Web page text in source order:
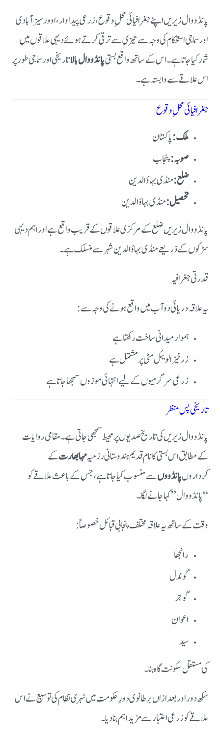
پانڈووال زیریں اپنے جغرافیائی محلِ وقوع، زرعی پیداوار، اوورسیز آبادی
اور سماجی استحکام کی وجہ سے تیزی سے ترقی کرتے ہوئے دیہی علاقوں میں
شمار کیا جاتا ہے۔ اس کے ساتھ واقع بستیپانڈووال بالاتاریخی اور سماجی طور پر
اس علاقے سے وابستہ ہے۔
جغرافیائی محلِ وقوع
ملک:پاکستان
صوبہ:پنجاب
ضلع:منڈی بہاؤالدین
تحصیل:منڈی بہاؤالدین
پانڈووال زیریں ضلع کے مرکزی علاقوں کے قریب واقع ہے اور اہم دیہی
سڑکوں کے ذریعے منڈی بہاؤالدین شہر سے منسلک ہے۔
قدرتی جغرافیہ
یہ علاقہ دریائی دوآب میں واقع ہونے کی وجہ سے:
ہموار میدانی ساخت رکھتا ہے
زرخیز الویئل مٹی پر مشتمل ہے
زرعی سرگرمیوں کے لیے انتہائی موزوں سمجھا جاتا ہے
تاریخی پس منظر
پانڈووال زیریں کی تاریخ صدیوں پر محیط سمجھی جاتی ہے۔ مقامی روایات
کے مطابق اس بستی کا نام قدیم ہندوستانی رزمیہمہابھارتکے
کرداروںپانڈووںسے منسوب کیا جاتا ہے، جس کے باعث علاقے کو
“پانڈووال” کہا جانے لگا۔
وقت کے ساتھ یہ علاقہ مختلف پنجابی قبائل خصوصاً:
رانجھا
گوندل
گوجر
اعوان
سید
کی مستقل سکونت گاہ بنا۔
سکھ دور اور بعد ازاں برطانوی دورِ حکومت میں نہری نظام کی توسیع نے اس
علاقے کو زرعی اعتبار سے مزید اہم بنا دیا۔